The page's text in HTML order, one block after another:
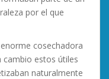
por el que
cosechadora
cambio estos útiles
naturalmente